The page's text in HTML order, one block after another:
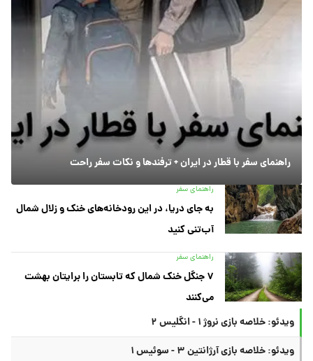
راهنمای سفر با قطار در ایران + ترفندها و نکات سفر راحت
راهنمای سفر
به جای دریا، در این رودخانه‌های خنک و زلال شمال
آب‌تنی کنید
راهنمای سفر
۷ جنگل خنک شمال که تابستان را برایتان بهشت
می‌کنند
ویدئو: خلاصه بازی نروژ ۱ - انگلیس ۲
ویدئو: خلاصه بازی آرژانتین ۳ - سوئیس ۱